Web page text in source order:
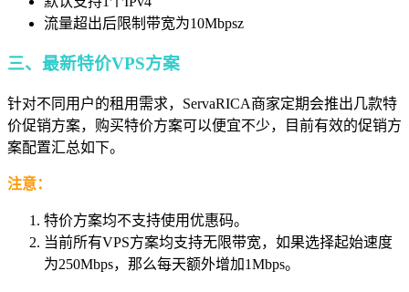
流量超出后限制带宽为10Mbpsz
三、最新特价VPS方案
针对不同用户的租用需求，ServaRICA商家定期会推出几款特
价促销方案，购买特价方案可以便宜不少，目前有效的促销方
案配置汇总如下。
注意：
特价方案均不支持使用优惠码。
当前所有VPS方案均支持无限带宽，如果选择起始速度
为250Mbps，那么每天额外增加1Mbps。